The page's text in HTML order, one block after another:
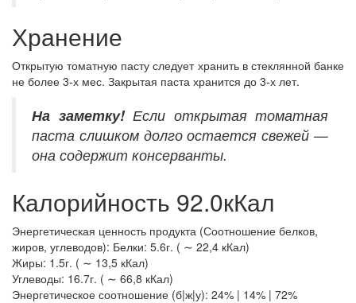
Хранение
Открытую томатную пасту следует хранить в стеклянной банке
не более 3-х мес. Закрытая паста хранится до 3-х лет.
На заметку!Если открытая томатная
паста слишком долго остается свежей —
она содержит консерванты.
Калорийность 92.0кКал
Энергетическая ценность продукта (Соотношение белков,
жиров, углеводов): Белки: 5.6г. ( ∼ 22,4 кКал)
Жиры: 1.5г. ( ∼ 13,5 кКал)
Углеводы: 16.7г. ( ∼ 66,8 кКал)
Энергетическое соотношение (б|ж|у): 24% | 14% | 72%